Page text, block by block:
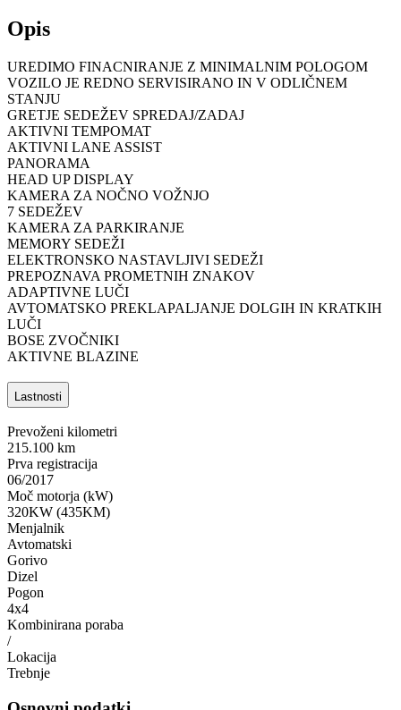
Opis
UREDIMO FINACNIRANJE Z MINIMALNIM POLOGOM
VOZILO JE REDNO SERVISIRANO IN V ODLIČNEM
STANJU
GRETJE SEDEŽEV SPREDAJ/ZADAJ
AKTIVNI TEMPOMAT
AKTIVNI LANE ASSIST
PANORAMA
HEAD UP DISPLAY
KAMERA ZA NOČNO VOŽNJO
7 SEDEŽEV
KAMERA ZA PARKIRANJE
MEMORY SEDEŽI
ELEKTRONSKO NASTAVLJIVI SEDEŽI
PREPOZNAVA PROMETNIH ZNAKOV
ADAPTIVNE LUČI
AVTOMATSKO PREKLAPALJANJE DOLGIH IN KRATKIH
LUČI
BOSE ZVOČNIKI
AKTIVNE BLAZINE
Lastnosti
Prevoženi kilometri
215.100 km
Prva registracija
06/2017
Moč motorja (kW)
320KW (435KM)
Menjalnik
Avtomatski
Gorivo
Dizel
Pogon
4x4
Kombinirana poraba
/
Lokacija
Trebnje